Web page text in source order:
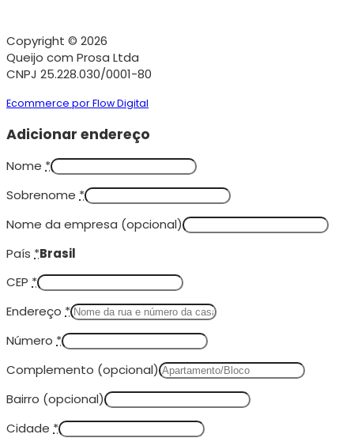
Copyright © 2026
Queijo com Prosa Ltda
CNPJ 25.228.030/0001-80
Ecommerce por Flow Digital
Adicionar endereço
Nome *
Sobrenome *
Nome da empresa (opcional)
País *Brasil
CEP *
Endereço *
Número *
Complemento (opcional)
Bairro (opcional)
Cidade *